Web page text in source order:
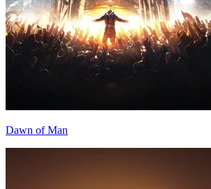
Dawn of Man